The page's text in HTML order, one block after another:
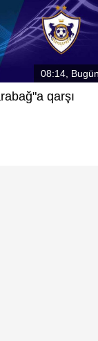
08:14, Bugün
qarşı